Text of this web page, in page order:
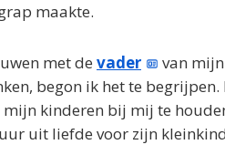
maakte.
met de vader
van
begon ik het te begrijpen.
kinderen bij mij te
uit liefde voor zijn